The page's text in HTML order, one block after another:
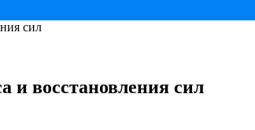
сил
и восстановления сил